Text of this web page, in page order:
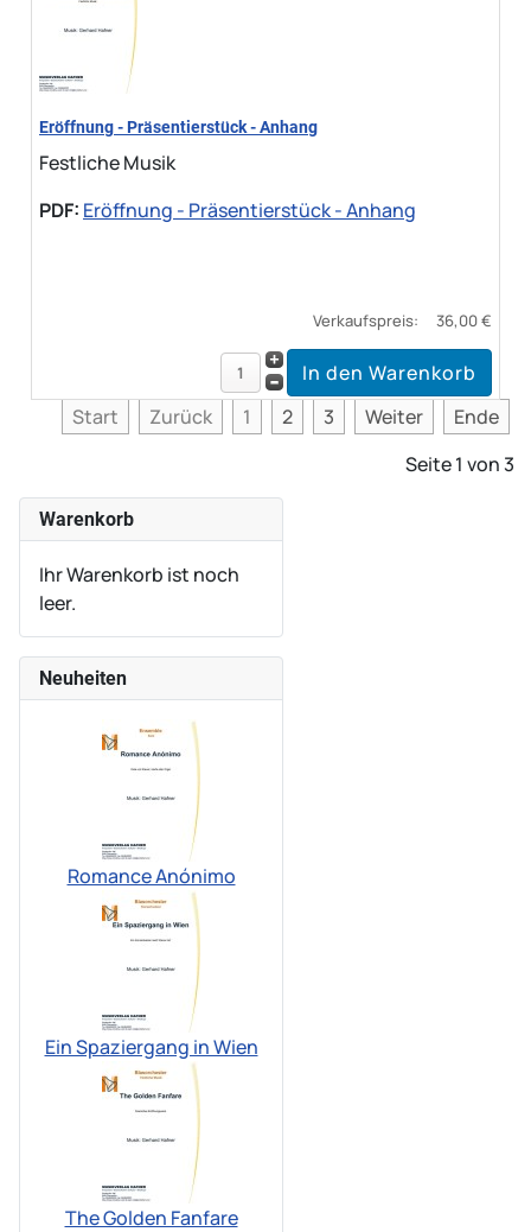
Eröffnung - Präsentierstück - Anhang
Festliche Musik
PDF: Eröffnung - Präsentierstück - Anhang
Verkaufspreis: 36,00 €
Start Zurück 1 2 3 Weiter
Ende
Seite 1 von 3
Warenkorb
Ihr Warenkorb ist noch
leer.
Neuheiten
Romance Anónimo
Ein Spaziergang in Wien
The Golden Fanfare